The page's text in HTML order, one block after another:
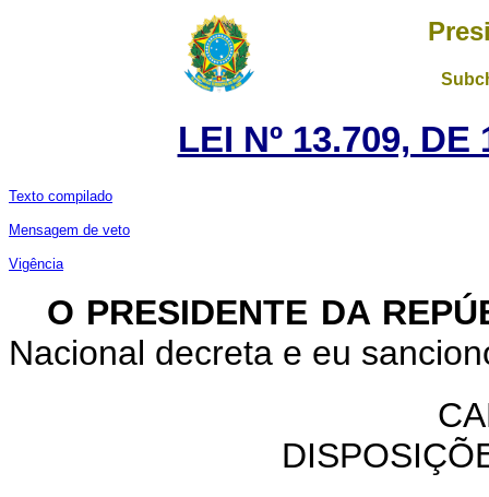
LEI Nº 13.709,
Texto compilado
Mensagem de veto
Vigência
O PRESIDENTE DA
Nacional decreta e eu